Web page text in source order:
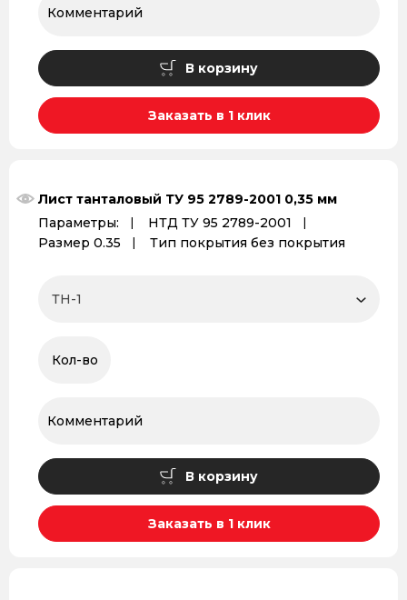
В корзину
Заказать в 1 клик
Лист танталовый ТУ 95 2789-2001 0,35 мм
Параметры:
НТД ТУ 95 2789-2001
Размер 0.35
Тип покрытия без покрытия
В корзину
Заказать в 1 клик